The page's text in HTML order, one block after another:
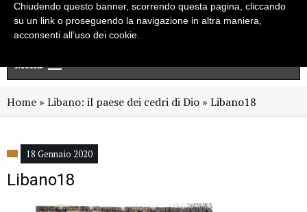
Menu
Home » Libano: il paese dei cedri di Dio » Libano18
18 Gennaio 2020
Libano18
Chiudendo questo banner, scorrendo questa pagina, cliccando
su un link o proseguendo la navigazione in altra maniera,
acconsenti all’uso dei cookie.